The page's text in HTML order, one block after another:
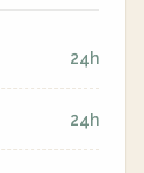
24h
24h